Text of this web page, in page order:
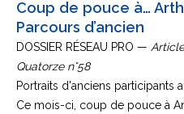
Coup de pouce à…
Parcours d’ancien
DOSSIER RÉSEAU PRO —
Quatorze n°58
Portraits d'anciens
Ce mois-ci, coup de pouce à